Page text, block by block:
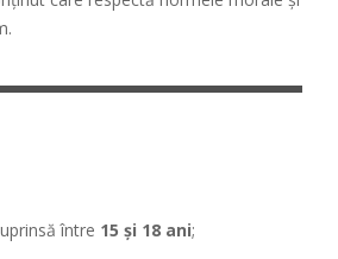
între 15 și 18 ani;